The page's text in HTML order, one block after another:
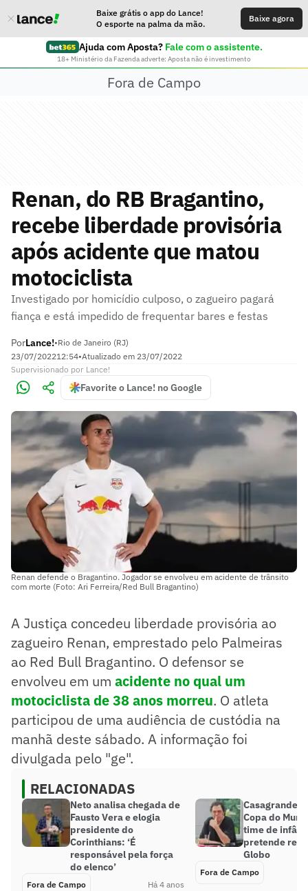
Baixe grátis o app do Lance!
O esporte na palma da mão.
Baixe agora
Ajuda com Aposta? Fale com o assistente.
18+ Ministério da Fazenda adverte: Aposta não é investimento
Fora de Campo
Renan, do RB Bragantino,
recebe liberdade provisória
após acidente que matou
motociclista
Investigado por homicídio culposo, o zagueiro pagará
fiança e está impedido de frequentar bares e festas
PorLance!•Rio de Janeiro (RJ)
23/07/202212:54•Atualizado em 23/07/2022
Supervisionado por Lance!
Favorite o Lance! no Google
Renan defende o Bragantino. Jogador se envolveu em acidente de trânsito
com morte (Foto: Ari Ferreira/Red Bull Bragantino)
A Justiça concedeu liberdade provisória ao
zagueiro Renan, emprestado pelo Palmeiras
ao Red Bull Bragantino. O defensor se
envolveu em um acidente no qual um
motociclista de 38 anos morreu. O atleta
participou de uma audiência de custódia na
manhã deste sábado. A informação foi
divulgada pelo "ge".
RELACIONADAS
Neto analisa chegada de
Fausto Vera e elogia
presidente do
Corinthians: ‘É
responsável pela força
do elenco’
Fora de Campo Há 4 anos
Casagrande
Copa do
time de
pretende
Globo
Fora de Campo